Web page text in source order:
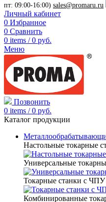
пт: 09:00-16:00) sales@promaru.ru
Личный кабинет
0 Избранное
0 Сравнить
0 items / 0 руб.
Меню
Позвонить
0 items / 0 руб.
Каталог продукции
Настольные токарные
Универсальные
Токарные станки с ЧПУ
Комбинированные